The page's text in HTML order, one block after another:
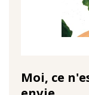
Moi, ce